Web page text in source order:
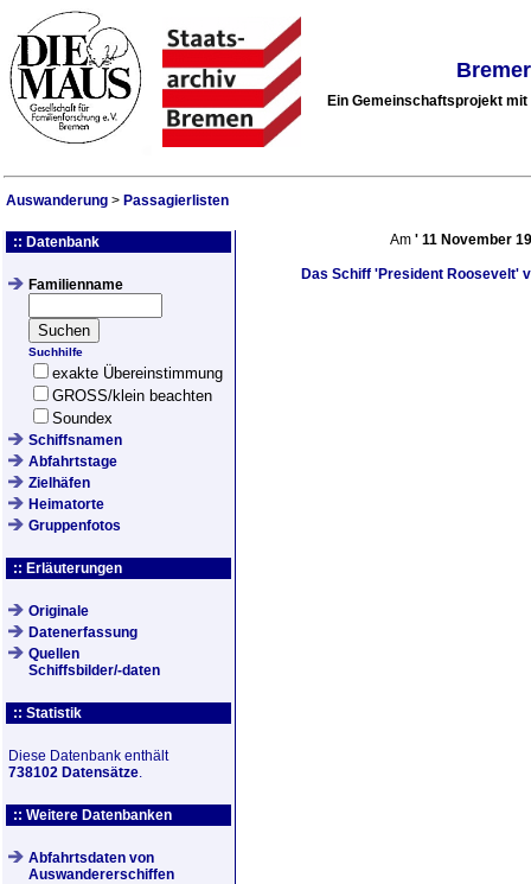
Ein Gemeinschaftsprojekt
Auswanderung > Passagierlisten
:: Datenbank
Familienname
Suchhilfe
exakte Übereinstimmung
GROSS/klein beachten
Soundex
Schiffsnamen
Abfahrtstage
Zielhäfen
Heimatorte
Gruppenfotos
:: Erläuterungen
Originale
Datenerfassung
Quellen
Schiffsbilder/-daten
:: Statistik
Diese Datenbank enthält
738102 Datensätze.
:: Weitere Datenbanken
Abfahrtsdaten von
Auswandererschiffen
Am ' 11 November
Das Schiff 'President Roosevelt'